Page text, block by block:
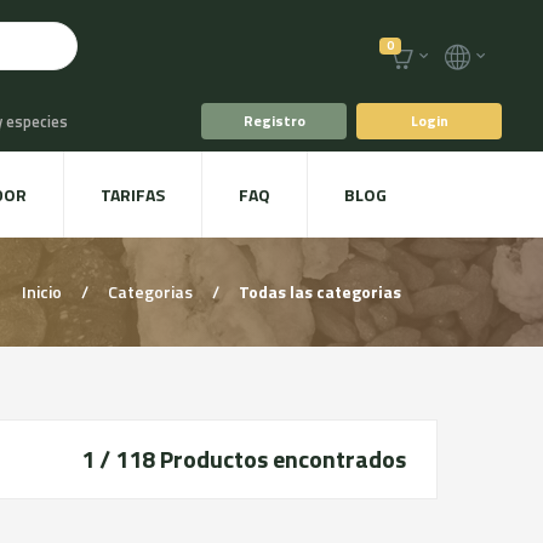
0
especies
y Setas
Registro Login
TARIFAS FAQ BLOG
Inicio / Categorias / Todas las categorias
1 / 118Productos encontrados